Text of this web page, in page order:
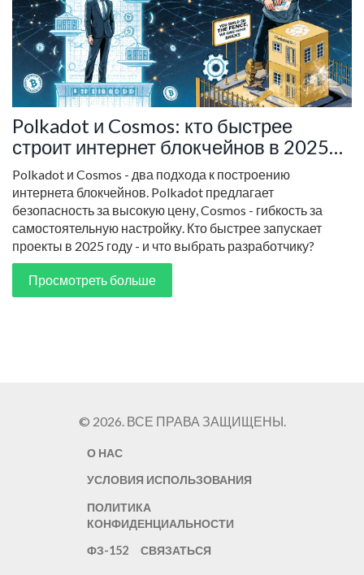
Polkadot и Cosmos: кто быстрее
строит интернет блокчейнов в 2025
году
Polkadot и Cosmos - два подхода к построению
интернета блокчейнов. Polkadot предлагает
безопасность за высокую цену, Cosmos - гибкость за
самостоятельную настройку. Кто быстрее запускает
проекты в 2025 году - и что выбрать разработчику?
Просмотреть больше
© 2026. ВСЕ ПРАВА ЗАЩИЩЕНЫ.
О НАС
УСЛОВИЯ ИСПОЛЬЗОВАНИЯ
ПОЛИТИКА
КОНФИДЕНЦИАЛЬНОСТИ
ФЗ-152
СВЯЗАТЬСЯ